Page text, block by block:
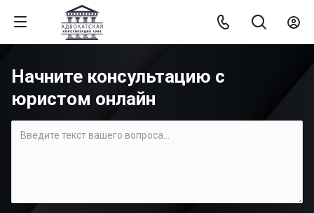
Начните консультацию с
юристом онлайн